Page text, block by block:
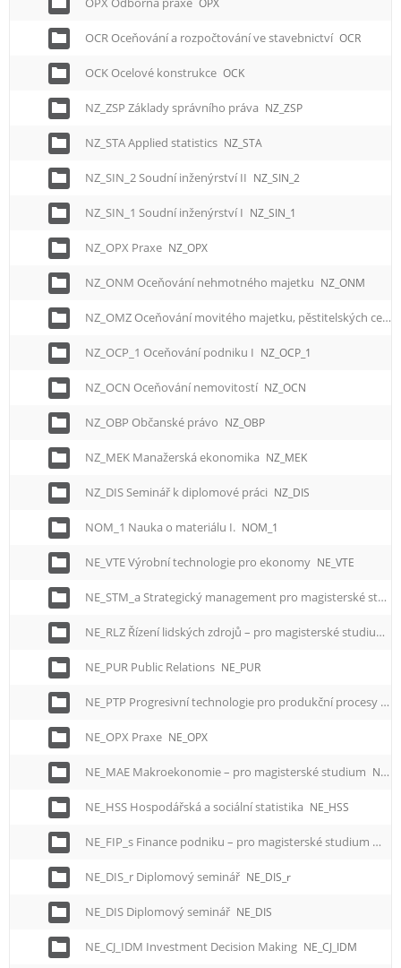
OPX
OCR Oceňování a rozpočtování ve stavebnictví OCR
OCK Ocelové konstrukce OCK
NZ_ZSP Základy správního práva NZ_ZSP
NZ_STA Applied statistics NZ_STA
NZ_SIN_2 Soudní inženýrství II NZ_SIN_2
NZ_SIN_1 Soudní inženýrství I NZ_SIN_1
NZ_OPX Praxe NZ_OPX
NZ_ONM Oceňování nehmotného majetku NZ_ONM
NZ_OMZ Oceňování movitého majetku, pěstitelských celků a zvířat
NZ_OCP_1 Oceňování podniku I NZ_OCP_1
NZ_OCN Oceňování nemovitostí NZ_OCN
NZ_OBP Občanské právo NZ_OBP
NZ_MEK Manažerská ekonomika NZ_MEK
NZ_DIS Seminář k diplomové práci NZ_DIS
NOM_1 Nauka o materiálu I. NOM_1
NE_VTE Výrobní technologie pro ekonomy NE_VTE
NE_STM_a Strategický management pro magisterské studium
NE_RLZ Řízení lidských zdrojů – pro magisterské studium
NE_PUR Public Relations NE_PUR
NE_PTP Progresivní technologie pro produkční procesy pro magisterské studium
NE_OPX Praxe NE_OPX
NE_MAE Makroekonomie – pro magisterské studium NE_MAE
NE_HSS Hospodářská a sociální statistika NE_HSS
NE_FIP_s Finance podniku – pro magisterské studium
NE_DIS_r Diplomový seminář NE_DIS_r
NE_DIS Diplomový seminář NE_DIS
NE_CJ_IDM Investment Decision Making NE_CJ_IDM